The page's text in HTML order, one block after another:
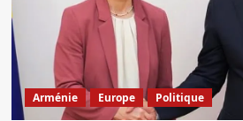
Arménie Europe Politique